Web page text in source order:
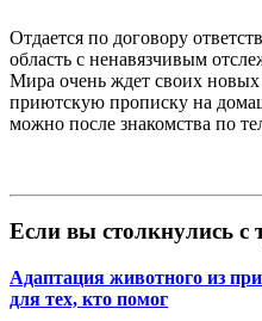
Отдается по договору
область с ненавязчивым
Мира очень ждет своих новых
приютскую прописку на
можно после знакомства по
Если вы столкнулись с
Адаптация животного из
для тех, кто помог